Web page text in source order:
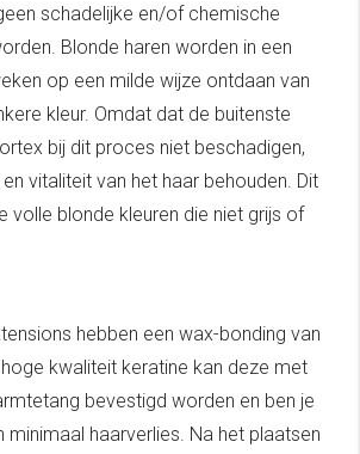
schadelijke en/of chemische
Blonde haren worden in een
op een milde wijze ontdaan van
kleur. Omdat dat de buitenste
bij dit proces niet beschadigen,
vitaliteit van het haar behouden. Dit
volle blonde kleuren die niet grijs of
hebben een wax-bonding van
kwaliteit keratine kan deze met
bevestigd worden en ben je
minimaal haarverlies. Na het plaatsen